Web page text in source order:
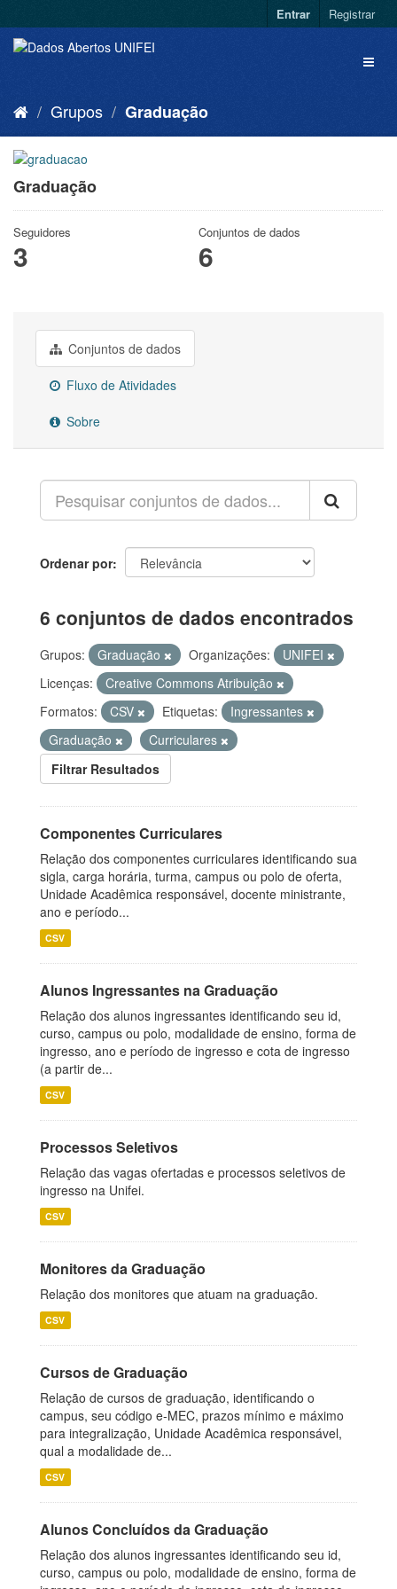
Entrar Registrar
Grupos Graduação
Graduação
Seguidores
3
Conjuntos de dados
6
Conjuntos de dados
Fluxo de Atividades
Sobre
Ordenar por
6 conjuntos de dados encontrados
Grupos: Graduação Organizações:
UNIFEI
Licenças:
Creative Commons Atribuição
Formatos:
CSV Etiquetas:
Ingressantes
Graduação
Curriculares
Filtrar Resultados
Componentes Curriculares
Relação dos componentes curriculares identificando sua
sigla, carga horária, turma, campus ou polo de oferta,
Unidade Acadêmica responsável, docente ministrante,
ano e período...
CSV
Alunos Ingressantes na Graduação
Relação dos alunos ingressantes identificando seu id,
curso, campus ou polo, modalidade de ensino, forma de
ingresso, ano e período de ingresso e cota de ingresso
(a partir de...
CSV
Processos Seletivos
Relação das vagas ofertadas e processos seletivos de
ingresso na Unifei.
CSV
Monitores da Graduação
Relação dos monitores que atuam na graduação.
CSV
Cursos de Graduação
Relação de cursos de graduação, identificando o
campus, seu código e-MEC, prazos mínimo e máximo
para integralização, Unidade Acadêmica responsável,
qual a modalidade de...
CSV
Alunos Concluídos da Graduação
Relação dos alunos ingressantes identificando seu id,
curso, campus ou polo, modalidade de ensino, forma de